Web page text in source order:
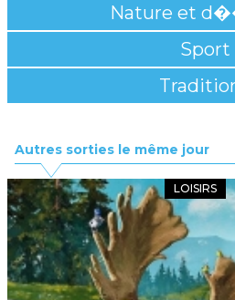
Nature et
Sport
Autres sorties le même jour
LOISIRS